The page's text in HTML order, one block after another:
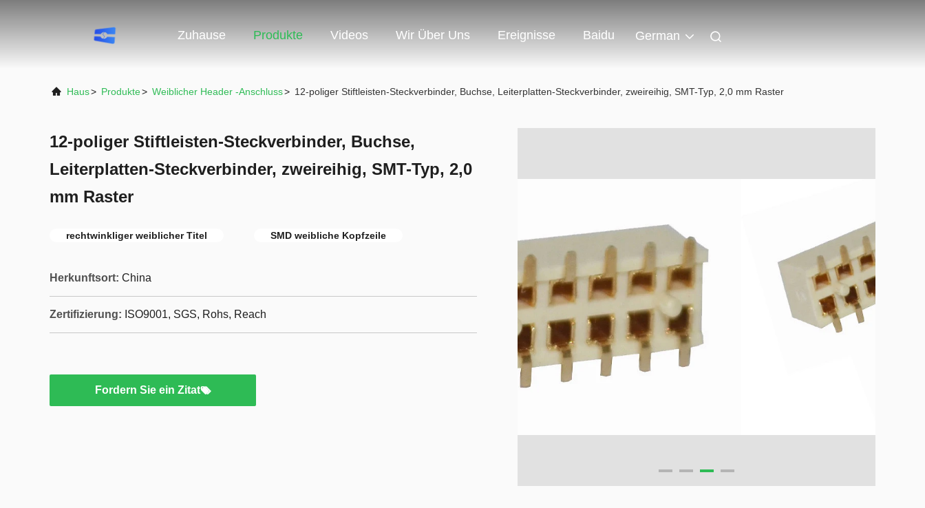
Zuhause Produkte Videos Wir Über Uns Ereignisse Baidu German
Haus> Produkte> Weiblicher Header -Anschluss> 12-poliger Stiftleisten-Steckverbinder, Buchse, Leiterplatten-Steckverbinder, zweireihig, SMT-Typ, 2,0 mm Raster
12-poliger Stiftleisten-Steckverbinder, Buchse,
Leiterplatten-Steckverbinder, zweireihig, SMT-Typ, 2,0
mm Raster
rechtwinkliger weiblicher Titel SMD weibliche Kopfzeile
Herkunftsort: China
Zertifizierung: ISO9001, SGS, Rohs, Reach
Fordern Sie ein Zitat